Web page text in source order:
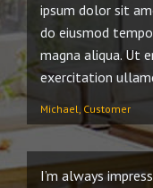
ipsum dolor sit
do eiusmod
magna aliqua. Ut
exercitation
Michael, Customer
I’m always